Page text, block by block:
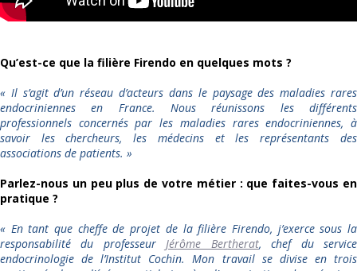
Qu’est-ce que la filière Firendo en quelques mots ?
« Il s’agit d’un réseau d’acteurs dans le paysage des maladies rares
endocriniennes en France. Nous réunissons les différents
professionnels concernés par les maladies rares endocriniennes, à
savoir les chercheurs, les médecins et les représentants des
associations de patients. »
Parlez-nous un peu plus de votre métier : que faites-vous en
pratique ?
« En tant que cheffe de projet de la filière Firendo, j’exerce sous la
responsabilité du professeurJérôme Bertherat, chef du service
endocrinologie de l’Institut Cochin. Mon travail se divise en trois